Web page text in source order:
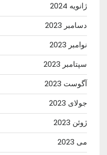
ژانویه 2024
دسامبر 2023
نوامبر 2023
سپتامبر 2023
آگوست 2023
جولای 2023
ژوئن 2023
می 2023